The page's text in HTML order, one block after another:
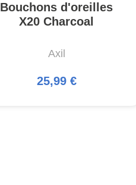
Bouchons d'oreilles
X20 Charcoal
Axil
25,99 €